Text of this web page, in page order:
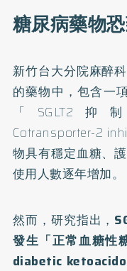
糖尿病藥物
新竹台大分院麻醉
的藥物中，包含一
「 SGLT2抑
Cotransporter-2
物具有穩定血糖、
使用人數逐年增加。
然而，研究指出，
發生「正常血糖性
diabetic